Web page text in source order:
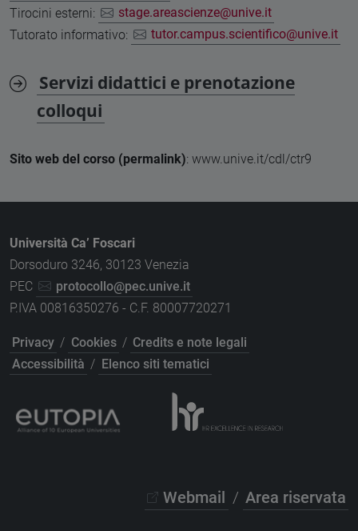
Tirocini esterni:
stage.areascienze@unive.it
Tutorato informativo:
tutor.campus.scientifico@unive.it
Servizi didattici e prenotazione
colloqui
Sito web del corso (permalink): www.unive.it/cdl/ctr9
Università Ca’ Foscari
Dorsoduro 3246, 30123 Venezia
PEC
protocollo@pec.unive.it
P.IVA 00816350276 - C.F. 80007720271
Privacy / Cookies / Credits e note legali
Accessibilità / Elenco siti tematici
Webmail / Area riservata